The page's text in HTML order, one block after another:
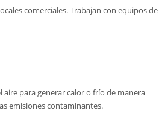
comerciales. Trabajan con equipos de
para generar calor o frío de manera
emisiones contaminantes.